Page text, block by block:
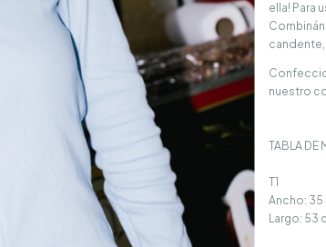
ella! Para
nuestro
TABLA DE
T1
Ancho: 35
Largo: 53